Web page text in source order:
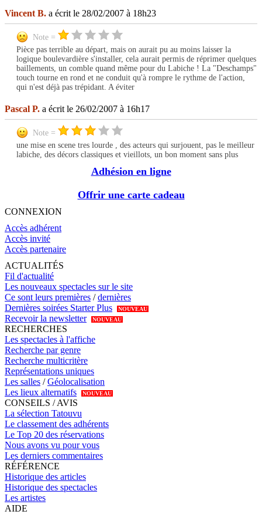
Vincent B. a écrit le 28/02/2007 à 18h23
Note =
Pièce pas terrible au départ, mais on aurait pu au moins laisser la
logique boulevardière s'installer, cela aurait permis de réprimer quelques
baillements, un comble quand même pour du Labiche ! La "Deschamps"
touch tourne en rond et ne conduit qu'à rompre le rythme de l'action,
qui n'est déjà pas trépidant. A éviter
Pascal P. a écrit le 26/02/2007 à 16h17
Note =
une mise en scene tres lourde , des acteurs qui surjouent, pas le meilleur
labiche, des décors classiques et vieillots, un bon moment sans plus
Adhésion en ligne
Offrir une carte cadeau
CONNEXION
Accès adhérent
Accès invité
Accès partenaire
ACTUALITÉS
Fil d'actualité
Les nouveaux spectacles sur le site
Ce sont leurs premières /dernières
Dernières soirées Starter Plus
NOUVEAU
Recevoir la newsletter NOUVEAU
RECHERCHES
Les spectacles à l'affiche
Recherche par genre
Recherche multicritère
Représentations uniques
Les salles /Géolocalisation
Les lieux alternatifs
NOUVEAU
CONSEILS / AVIS
La sélection Tatouvu
Le classement des adhérents
Le Top 20 des réservations
Nous avons vu pour vous
Les derniers commentaires
RÉFÉRENCE
Historique des articles
Historique des spectacles
Les artistes
AIDE